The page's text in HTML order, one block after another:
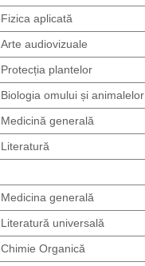
Fizica aplicată
Arte audiovizuale
Protecția plantelor
Biologia omului și animalelor
Medicină generală
Literatură
Medicina generală
Literatură universală
Chimie Organică